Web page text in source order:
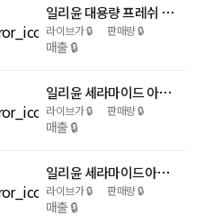
일리윤 대용량 프레쉬 모이스춰 스크럽워시 625ml
라이브가🔒 판매량🔒
매출 🔒
일리윤 세라마이드 아토 6.0 탑투토 올인원 대용량 약산성 무향 바디워시 900ml+리필팩 500ml
라이브가🔒 판매량🔒
매출 🔒
일리윤 세라마이드아토 집중 크림 대용량 500ml
라이브가🔒 판매량🔒
매출 🔒